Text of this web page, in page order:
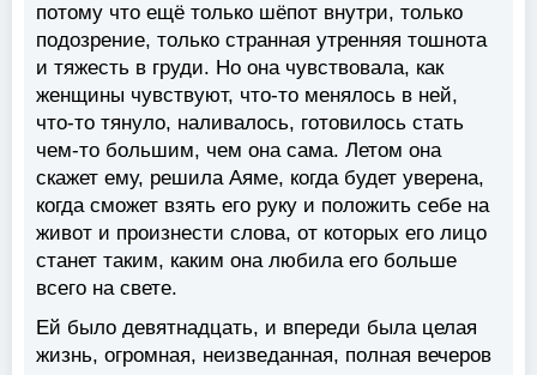
потому что ещё только шёпот внутри, только
подозрение, только странная утренняя тошнота
и тяжесть в груди. Но она чувствовала, как
женщины чувствуют, что-то менялось в ней,
что-то тянуло, наливалось, готовилось стать
чем-то большим, чем она сама. Летом она
скажет ему, решила Аяме, когда будет уверена,
когда сможет взять его руку и положить себе на
живот и произнести слова, от которых его лицо
станет таким, каким она любила его больше
всего на свете.
Ей было девятнадцать, и впереди была целая
жизнь, огромная, неизведанная, полная вечеров